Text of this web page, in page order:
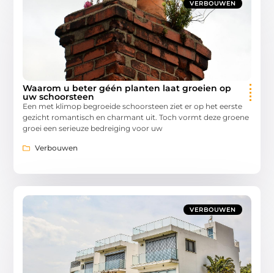
VERBOUWEN
Waarom u beter géén planten laat groeien op
uw schoorsteen
Een met klimop begroeide schoorsteen ziet er op het eerste
gezicht romantisch en charmant uit. Toch vormt deze groene
groei een serieuze bedreiging voor uw
Verbouwen
VERBOUWEN